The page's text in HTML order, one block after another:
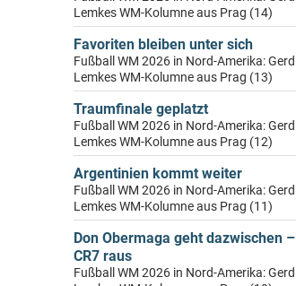
Lemkes WM-Kolumne aus Prag (14)
Favoriten bleiben unter sich
Fußball WM 2026 in Nord-Amerika: Gerd
Lemkes WM-Kolumne aus Prag (13)
Traumfinale geplatzt
Fußball WM 2026 in Nord-Amerika: Gerd
Lemkes WM-Kolumne aus Prag (12)
Argentinien kommt weiter
Fußball WM 2026 in Nord-Amerika: Gerd
Lemkes WM-Kolumne aus Prag (11)
Don Obermaga geht dazwischen –
CR7 raus
Fußball WM 2026 in Nord-Amerika: Gerd